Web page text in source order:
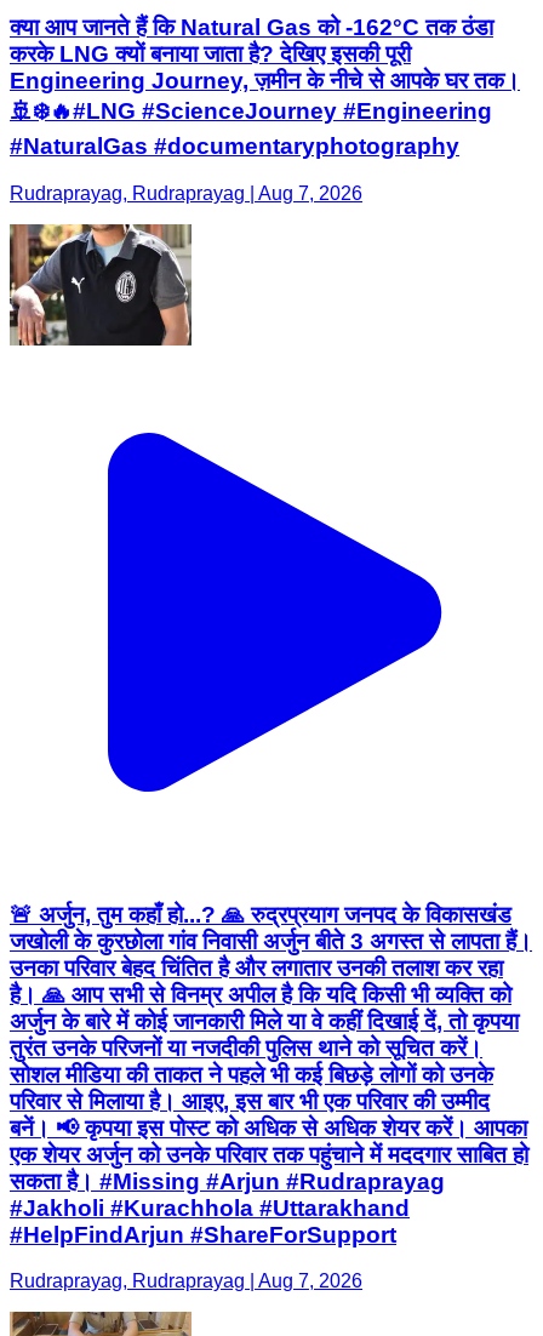
क्या आप जानते हैं कि Natural Gas को -162°C तक ठंडा
करके LNG क्यों बनाया जाता है? देखिए इसकी पूरी
Engineering Journey, ज़मीन के नीचे से आपके घर तक।
🚢❄️🔥#LNG #ScienceJourney #Engineering
#NaturalGas #documentaryphotography
Rudraprayag, Rudraprayag | Aug 7, 2026
🚨 अर्जुन, तुम कहाँ हो...? 🙏 रुद्रप्रयाग जनपद के विकासखंड
जखोली के कुरछोला गांव निवासी अर्जुन बीते 3 अगस्त से लापता हैं।
उनका परिवार बेहद चिंतित है और लगातार उनकी तलाश कर रहा
है। 🙏 आप सभी से विनम्र अपील है कि यदि किसी भी व्यक्ति को
अर्जुन के बारे में कोई जानकारी मिले या वे कहीं दिखाई दें, तो कृपया
तुरंत उनके परिजनों या नजदीकी पुलिस थाने को सूचित करें।
सोशल मीडिया की ताकत ने पहले भी कई बिछड़े लोगों को उनके
परिवार से मिलाया है। आइए, इस बार भी एक परिवार की उम्मीद
बनें। 📢 कृपया इस पोस्ट को अधिक से अधिक शेयर करें। आपका
एक शेयर अर्जुन को उनके परिवार तक पहुंचाने में मददगार साबित हो
सकता है। #Missing #Arjun #Rudraprayag
#Jakholi #Kurachhola #Uttarakhand
#HelpFindArjun #ShareForSupport
Rudraprayag, Rudraprayag | Aug 7, 2026